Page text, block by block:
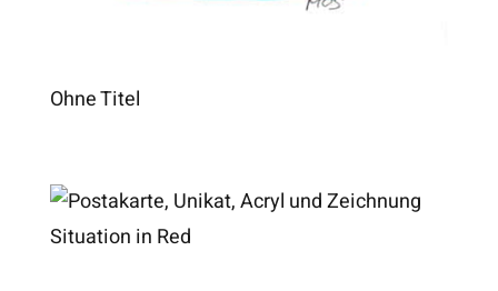
Ohne Titel
Situation in Red